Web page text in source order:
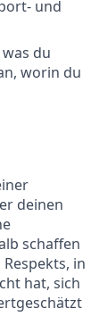
und
du
worin du
deinen
schaffen
in
hat, sich